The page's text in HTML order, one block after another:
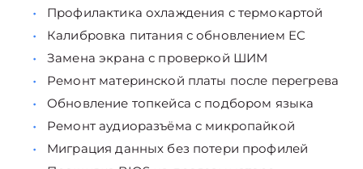
Профилактика охлаждения с термокартой
Калибровка питания с обновлением EC
Замена экрана с проверкой ШИМ
Ремонт материнской платы после перегрева
Обновление топкейса с подбором языка
Ремонт аудиоразъёма с микропайкой
Миграция данных без потери профилей